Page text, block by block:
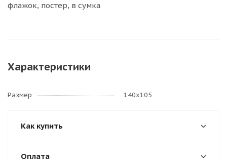
флажок, постер, в сумка
Характеристики
Размер 140х105
Как купить
Оплата